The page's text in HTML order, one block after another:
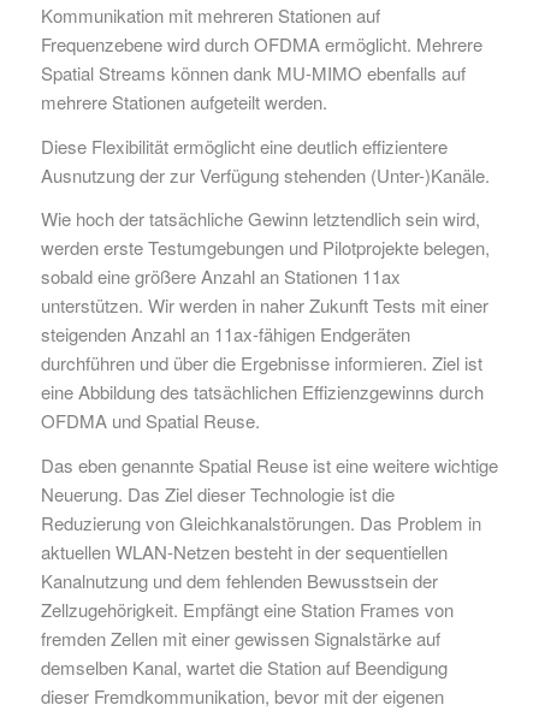
Kommunikation mit mehreren Stationen auf
Frequenzebene wird durch OFDMA ermöglicht. Mehrere
Spatial Streams können dank MU-MIMO ebenfalls auf
mehrere Stationen aufgeteilt werden.
Diese Flexibilität ermöglicht eine deutlich effizientere
Ausnutzung der zur Verfügung stehenden (Unter-)Kanäle.
Wie hoch der tatsächliche Gewinn letztendlich sein wird,
werden erste Testumgebungen und Pilotprojekte belegen,
sobald eine größere Anzahl an Stationen 11ax
unterstützen. Wir werden in naher Zukunft Tests mit einer
steigenden Anzahl an 11ax-fähigen Endgeräten
durchführen und über die Ergebnisse informieren. Ziel ist
eine Abbildung des tatsächlichen Effizienzgewinns durch
OFDMA und Spatial Reuse.
Das eben genannte Spatial Reuse ist eine weitere wichtige
Neuerung. Das Ziel dieser Technologie ist die
Reduzierung von Gleichkanalstörungen. Das Problem in
aktuellen WLAN-Netzen besteht in der sequentiellen
Kanalnutzung und dem fehlenden Bewusstsein der
Zellzugehörigkeit. Empfängt eine Station Frames von
fremden Zellen mit einer gewissen Signalstärke auf
demselben Kanal, wartet die Station auf Beendigung
dieser Fremdkommunikation, bevor mit der eigenen